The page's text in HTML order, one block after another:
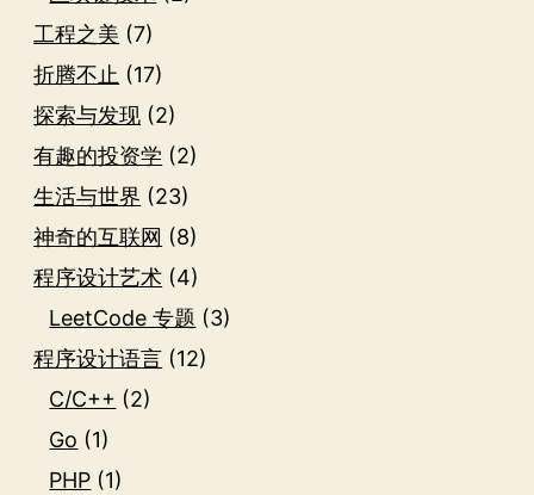
工程之美 (7)
折腾不止 (17)
探索与发现 (2)
有趣的投资学 (2)
生活与世界 (23)
神奇的互联网 (8)
程序设计艺术 (4)
LeetCode 专题 (3)
程序设计语言 (12)
C/C++ (2)
Go (1)
PHP (1)